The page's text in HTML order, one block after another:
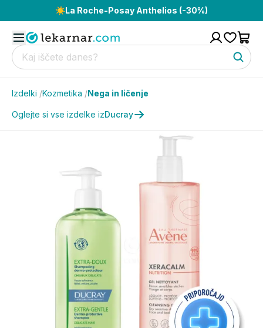
☀️La Roche-Posay Anthelios (-30%)
Izdelki /Kozmetika /Nega in ličenje
Oglejte si vse izdelke izDucray